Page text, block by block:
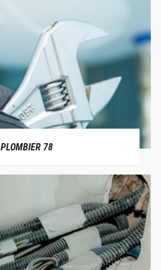
PLOMBIER 78